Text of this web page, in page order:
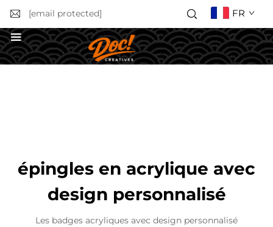
[email protected] FR
épingles en acrylique avec
design personnalisé
Les badges acryliques avec design personnalisé